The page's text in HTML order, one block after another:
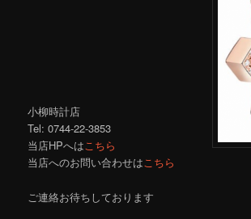
小柳時計店
Tel: 0744-22-3853
当店HPへはこちら
当店へのお問い合わせはこちら
ご連絡お待ちしております